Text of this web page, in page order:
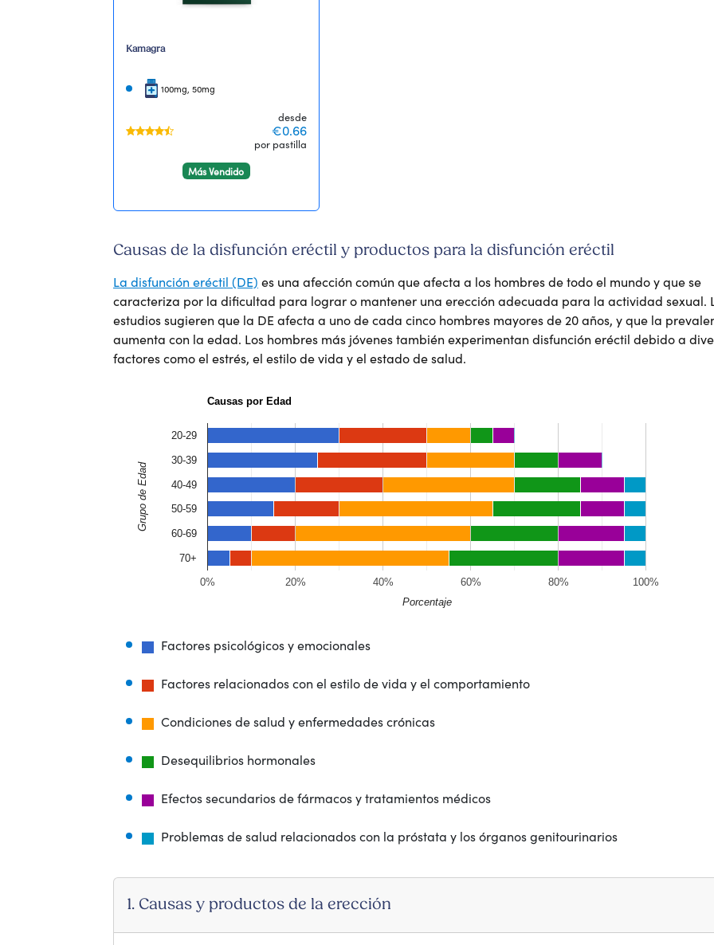
Kamagra
100mg, 50mg
desde
€0.66
por pastilla
Más Vendido
Causas de la disfunción eréctil y productos para la disfunción eréctil
La disfunción eréctil (DE) es una afección común que afecta a los hombres de todo el mundo y que se
caracteriza por la dificultad para lograr o mantener una erección adecuada para la actividad sexual.
estudios sugieren que la DE afecta a uno de cada cinco hombres mayores de 20 años, y que la
aumenta con la edad. Los hombres más jóvenes también experimentan disfunción eréctil debido a
factores como el estrés, el estilo de vida y el estado de salud.
Causas por Edad
0% 20% 40% 60% 80% 100%
20-29
30-39
40-49
50-59
60-69
70+
Porcentaje
Grupo de Edad
Factores psicológicos y emocionales
Factores relacionados con el estilo de vida y el comportamiento
Condiciones de salud y enfermedades crónicas
Desequilibrios hormonales
Efectos secundarios de fármacos y tratamientos médicos
Problemas de salud relacionados con la próstata y los órganos genitourinarios
1. Causas y productos de la erección